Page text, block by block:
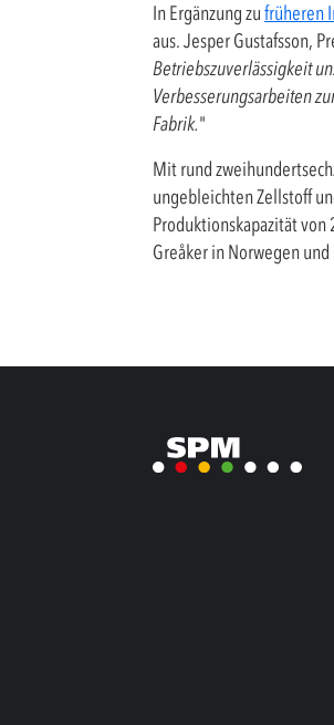
In Ergänzung zufrüheren
aus. Jesper Gustafsson,
Betriebszuverlässigkeit
Verbesserungsarbeiten
Fabrik."
Mit rund
ungebleichten Zellstoff
Produktionskapazität von
Greåker in Norwegen und